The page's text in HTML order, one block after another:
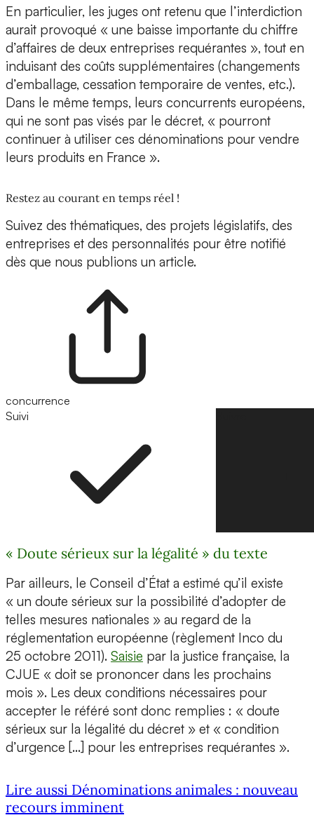
En particulier, les juges ont retenu que l’interdiction
aurait provoqué « une baisse importante du chiffre
d’affaires de deux entreprises requérantes », tout en
induisant des coûts supplémentaires (changements
d’emballage, cessation temporaire de ventes, etc.).
Dans le même temps, leurs concurrents européens,
qui ne sont pas visés par le décret, « pourront
continuer à utiliser ces dénominations pour vendre
leurs produits en France ».
Restez au courant en temps réel !
Suivez des thématiques, des projets législatifs, des
entreprises et des personnalités pour être notifié
dès que nous publions un article.
concurrence
Suivi
« Doute sérieux sur la légalité » du texte
Par ailleurs, le Conseil d’État a estimé qu’il existe
« un doute sérieux sur la possibilité d’adopter de
telles mesures nationales » au regard de la
réglementation européenne (règlement Inco du
25 octobre 2011). Saisie par la justice française, la
CJUE « doit se prononcer dans les prochains
mois ». Les deux conditions nécessaires pour
accepter le référé sont donc remplies : « doute
sérieux sur la légalité du décret » et « condition
d’urgence […] pour les entreprises requérantes ».
Lire aussi Dénominations animales : nouveau
recours imminent